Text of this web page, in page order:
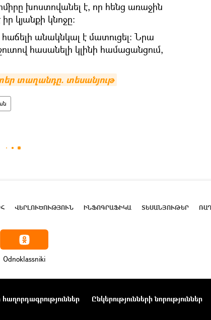
խոստովանել է, որ հենց առաջին
կյանքի կնոջը:
անակնկալ է մատուցել։ Նրա
հասանելի կլինի համացանցում,
տաղանդը. տեսանյութ
ՎԵՐԼՈՒԾՈՒԹՅՈՒՆ ԻՆՖՈԳՐԱՖԻԿԱ ՏԵՍԱՆՅՈՒԹԵՐ
Odnoklassniki
հաղորդագրություններ Ընկերությունների նորություններ